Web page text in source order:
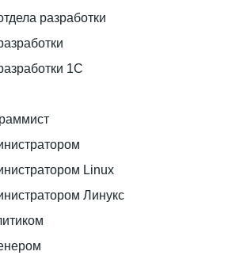
разработки
1С
Linux
Линукс